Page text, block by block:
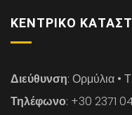
ΚΕΝΤΡΙΚΌ
Διεύθυνση: Ορμύλια •
Τηλέφωνο: +30 2371